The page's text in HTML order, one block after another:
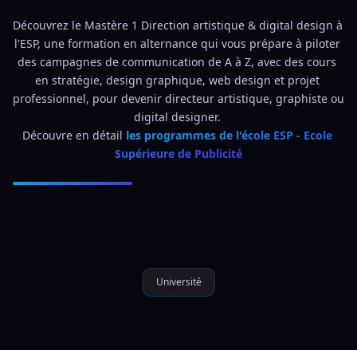
Découvrez le Mastère 1 Direction artistique & digital design à
l'ESP, une formation en alternance qui vous prépare à piloter
des campagnes de communication de A à Z, avec des cours
en stratégie, design graphique, web design et projet
professionnel, pour devenir directeur artistique, graphiste ou
digital designer.
Découvre en détail les programmes de l'école ESP - Ecole
Supérieure de Publicité
Université